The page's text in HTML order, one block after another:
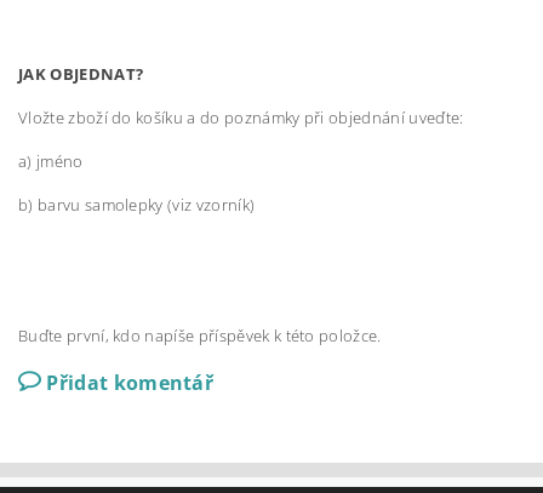
JAK OBJEDNAT?
Vložte zboží do košíku a do poznámky při objednání uveďte:
a) jméno
b) barvu samolepky (viz vzorník)
Buďte první, kdo napíše příspěvek k této položce.
Přidat komentář